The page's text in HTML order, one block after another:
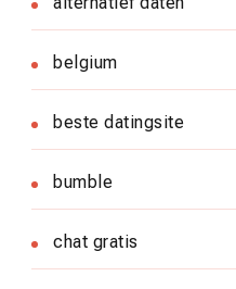
belgium
beste datingsite
bumble
chat gratis